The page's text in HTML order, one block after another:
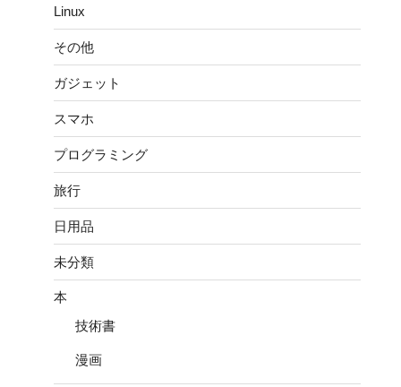
リ
プ
シ
ョ
ン
サ
ー
ビ
ス
を
整
理
す
る。”
Linux
その他
ガジェット
スマホ
プログラミング
旅行
日用品
未分類
本
技術書
漫画